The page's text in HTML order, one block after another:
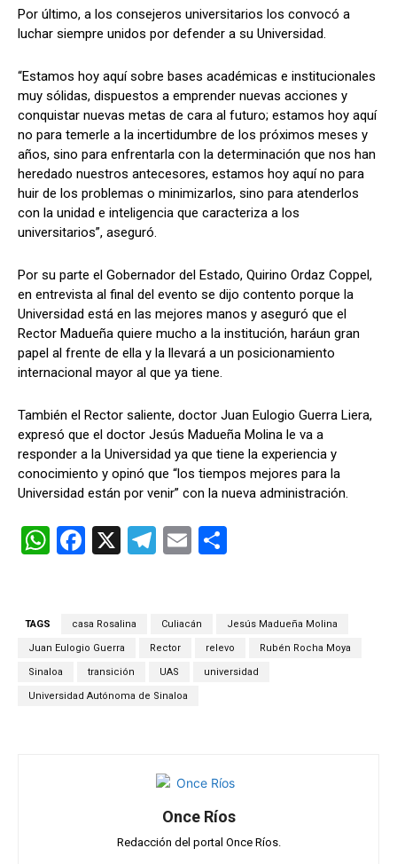
Por último, a los consejeros universitarios los convocó a
luchar siempre unidos por defender a su Universidad.
“Estamos hoy aquí sobre bases académicas e institucionales
muy sólidas, dispuestos a emprender nuevas acciones y
conquistar nuevas metas de cara al futuro; estamos hoy aquí
no para temerle a la incertidumbre de los próximos meses y
años, sino para enfrentarla con la determinación que nos han
heredado nuestros antecesores, estamos hoy aquí no para
huir de los problemas o minimizarlos, sino para atenderlos
con la unidad e inteligencia que caracteriza a los
universitarios”, aseguró.
Por su parte el Gobernador del Estado, Quirino Ordaz Coppel,
en entrevista al final del evento se dijo contento porque la
Universidad está en las mejores manos y aseguró que el
Rector Madueña quiere mucho a la institución, haráun gran
papel al frente de ella y la llevará a un posicionamiento
internacional mayor al que ya tiene.
También el Rector saliente, doctor Juan Eulogio Guerra Liera,
expresó que el doctor Jesús Madueña Molina le va a
responder a la Universidad ya que tiene la experiencia y
conocimiento y opinó que “los tiempos mejores para la
Universidad están por venir” con la nueva administración.
W
A
p
F
b
o
o
X
T
gr
a
m
E
p
ar
tir
TAGS casa Rosalina Culiacán Jesús Madueña Molina
Juan Eulogio Guerra Rector relevo Rubén Rocha Moya
Sinaloa transición UAS universidad
Universidad Autónoma de Sinaloa
Once Ríos
Redacción del portal Once Ríos.